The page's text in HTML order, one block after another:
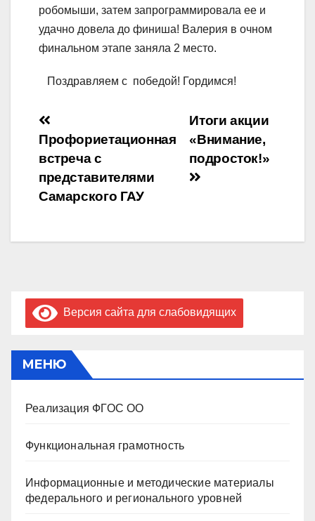
робомыши, затем запрограммировала ее и
удачно довела до финиша! Валерия в очном
финальном этапе заняла 2 место.
Поздравляем с победой! Гордимся!
Навигация
по
записям
Итоги акции
«Внимание,
подросток!»
Профориетационная
встреча с
представителями
Самарского ГАУ
Версия сайта для слабовидящих
МЕНЮ
Реализация ФГОС ОО
Функциональная грамотность
Информационные и методические материалы
федерального и регионального уровней